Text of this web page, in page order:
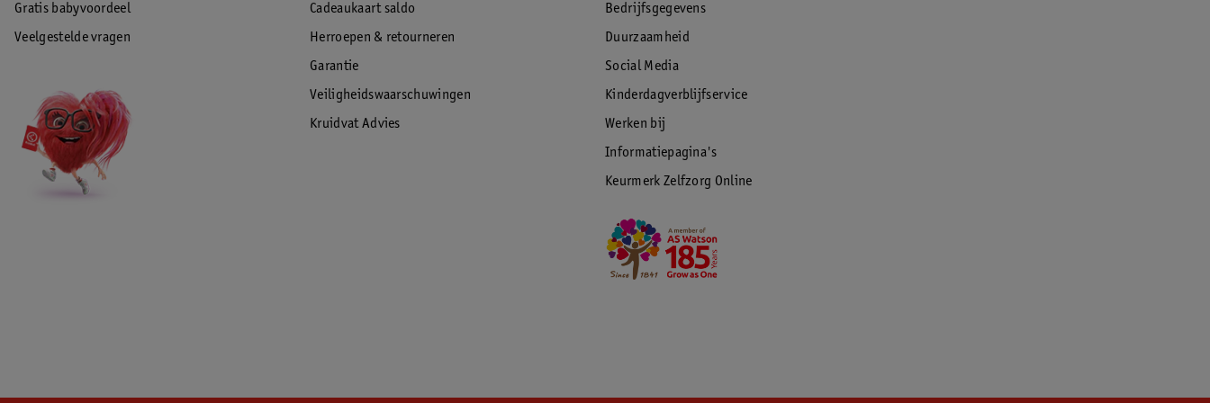
Gratis babyvoordeel
Veelgestelde vragen
Cadeaukaart saldo
Herroepen & retourneren
Garantie
Veiligheidswaarschuwingen
Kruidvat Advies
Bedrijfsgegevens
Duurzaamheid
Social Media
Kinderdagverblijfservice
Werken bij
Informatiepagina's
Keurmerk Zelfzorg Online